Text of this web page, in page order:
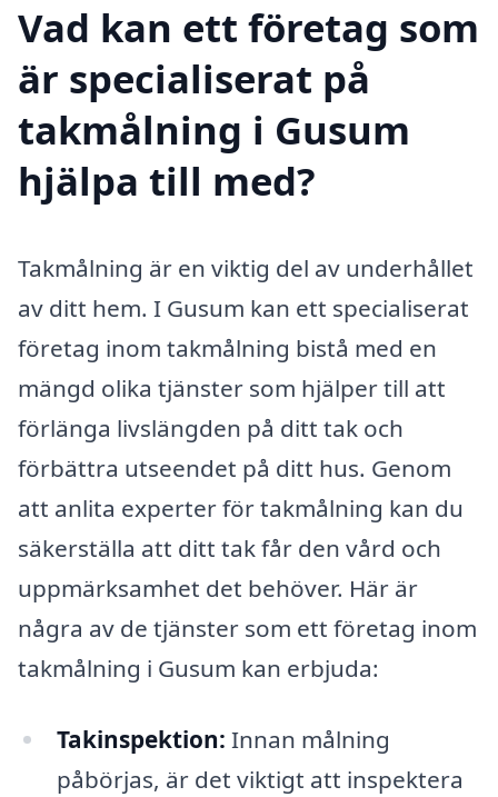
Vad kan ett företag som
är specialiserat på
takmålning i Gusum
hjälpa till med?
Takmålning är en viktig del av underhållet
av ditt hem. I Gusum kan ett specialiserat
företag inom takmålning bistå med en
mängd olika tjänster som hjälper till att
förlänga livslängden på ditt tak och
förbättra utseendet på ditt hus. Genom
att anlita experter för takmålning kan du
säkerställa att ditt tak får den vård och
uppmärksamhet det behöver. Här är
några av de tjänster som ett företag inom
takmålning i Gusum kan erbjuda:
Takinspektion: Innan målning
påbörjas, är det viktigt att inspektera